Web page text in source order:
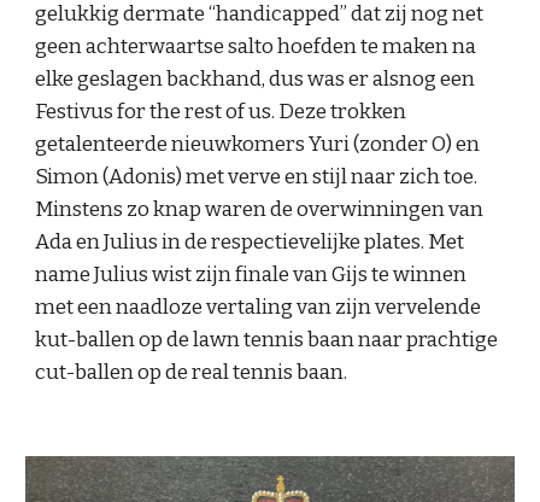
gelukkig dermate “handicapped” dat zij nog net
geen achterwaartse salto hoefden te maken na
elke geslagen backhand, dus was er alsnog een
Festivus for the rest of us. Deze trokken
getalenteerde nieuwkomers Yuri (zonder O) en
Simon (Adonis) met verve en stijl naar zich toe.
Minstens zo knap waren de overwinningen van
Ada en Julius in de respectievelijke plates. Met
name Julius wist zijn finale van Gijs te winnen
met een naadloze vertaling van zijn vervelende
kut-ballen op de lawn tennis baan naar prachtige
cut-ballen op de real tennis baan.